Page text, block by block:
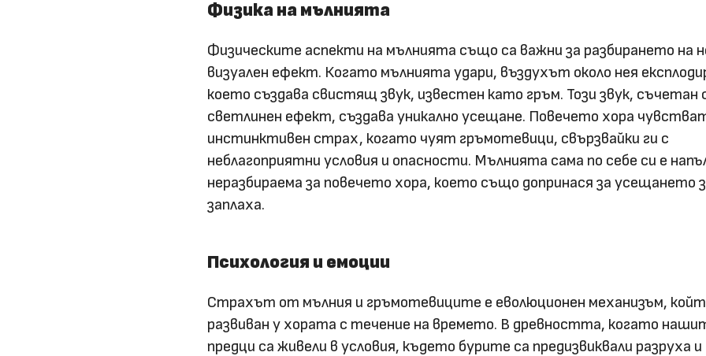
Физика на мълнията
Физическите аспекти на мълнията също са важни за разбирането на
визуален ефект. Когато мълнията удари, въздухът около нея
което създава свистящ звук, известен като гръм. Този звук, съчетан
светлинен ефект, създава уникално усещане. Повечето хора
инстинктивен страх, когато чуят гръмотевици, свързвайки ги с
неблагоприятни условия и опасности. Мълнията сама по себе си е
неразбираема за повечето хора, което също допринася за усещането
заплаха.
Психология и емоции
Страхът от мълния и гръмотевиците е еволюционен механизъм,
развиван у хората с течение на времето. В древността, когато
предци са живели в условия, където бурите са предизвиквали разруха